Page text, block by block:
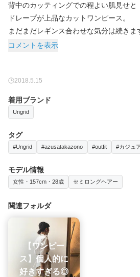
背中のカッティングでの程よい肌見せと
ドレープが上品なカットワンピース。
まだまだレギンス合わせな気分は続きま
コメントを表示
2018.5.15
着用ブランド
Ungrid
タグ
#Ungrid #azusatakazono #outfit #カジュ
モデル情報
女性・157cm・28歳 セミロングヘアー
関連フォルダ
【ワンピー
ス】個人的に
好きすぎる◎